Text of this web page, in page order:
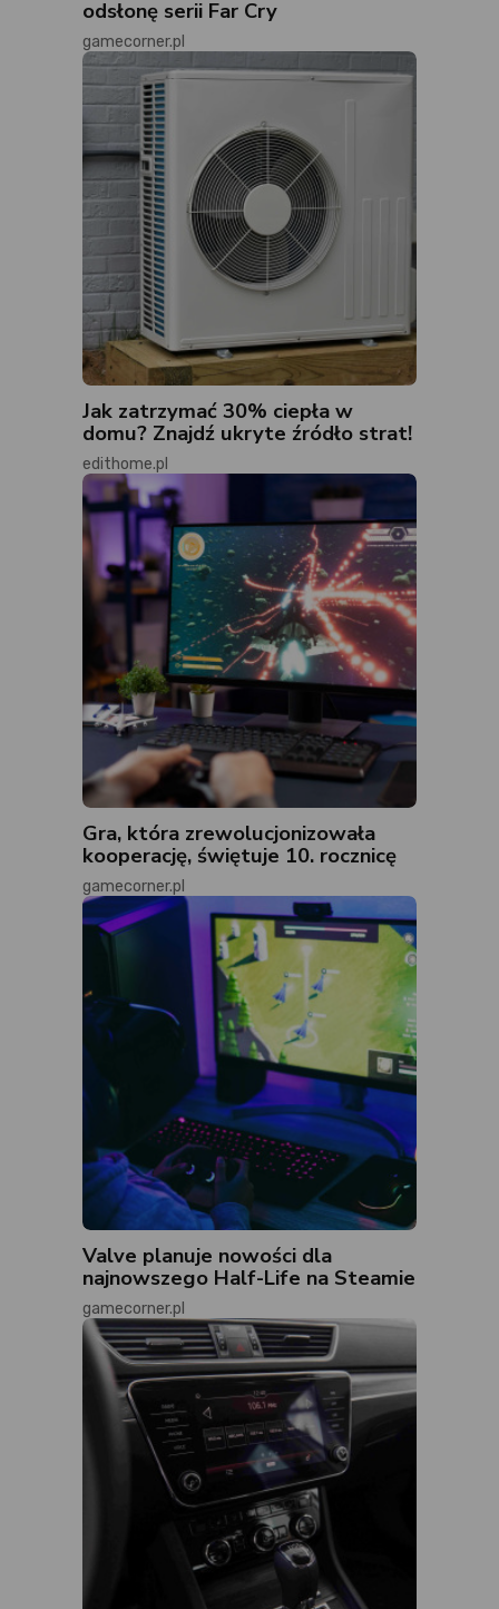
odsłonę serii Far Cry
gamecorner.pl
Jak zatrzymać 30% ciepła w
domu? Znajdź ukryte źródło strat!
edithome.pl
Gra, która zrewolucjonizowała
kooperację, świętuje 10. rocznicę
gamecorner.pl
Valve planuje nowości dla
najnowszego Half-Life na Steamie
gamecorner.pl